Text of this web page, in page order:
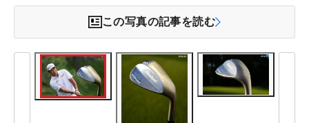
この写真の記事を読む